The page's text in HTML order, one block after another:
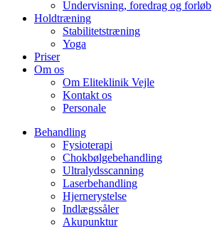
Undervisning, foredrag og forløb
Holdtræning
Stabilitetstræning
Yoga
Priser
Om os
Om Eliteklinik Vejle
Kontakt os
Personale
Behandling
Fysioterapi
Chokbølgebehandling
Ultralydsscanning
Laserbehandling
Hjernerystelse
Indlægssåler
Akupunktur